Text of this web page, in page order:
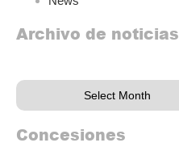
Archivo de noticias
Concesiones